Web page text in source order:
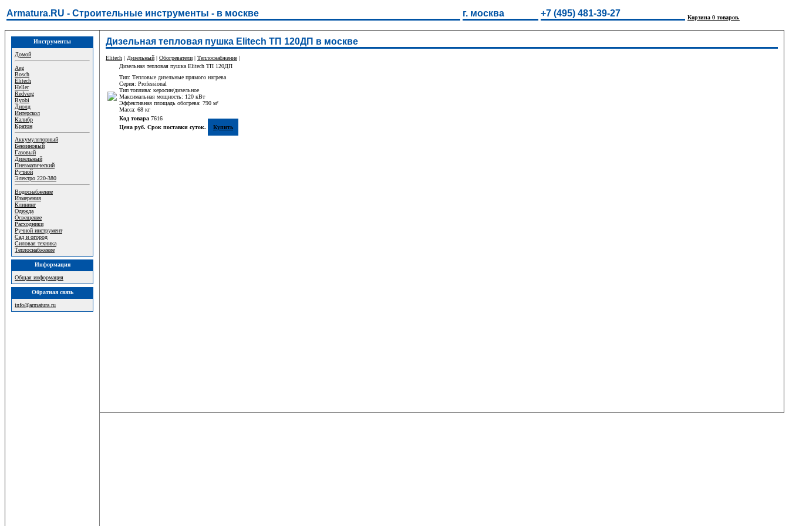
Armatura.RU - Строительные инструменты - в москве г. москва +7 (495) 481-39-27 Корзина 0 товаров.
Инструменты
Домой
Aeg
Bosch
Elitech
Heller
Redverg
Ryobi
Диолд
Интерскол
Калибр
Кратон
Аккумуляторный
Бензиновый
Газовый
Дизельный
Пневматический
Ручной
Электро 220-380
Водоснабжение
Измерения
Клининг
Одежда
Освещение
Расходники
Ручной инструмент
Сад и огород
Силовая техника
Теплоснабжение
Информация
Общая информация
Обратная связь
info@armatura.ru
Дизельная тепловая пушка Elitech ТП 120ДП в москве
Elitech | Дизельный | Обогреватели | Теплоснабжение |
Дизельная тепловая пушка Elitech ТП 120ДП
Тип: Тепловые дизельные прямого нагрева
Серия: Professional
Тип топлива: керосин/дизельное
Максимальная мощность: 120 кВт
Эффективная площадь обогрева: 790 м²
Масса: 68 кг
Код товара 7616
Цена руб. Срок поставки суток.
Купить